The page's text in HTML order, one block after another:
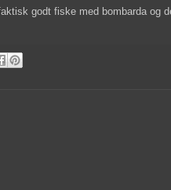
godt fiske med bombarda og